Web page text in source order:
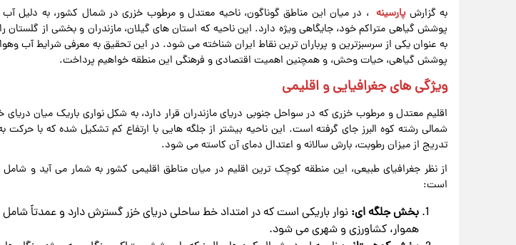
به گزارشپارسینه، در میان این مناطق گوناگون، ناحیه معتدل و مرطوب خزری در شمال کشور، به دلیل
پوشش گیاهی متراکم خود، جایگاهی ویژه دارد. این ناحیه که استان های گیلان، مازندران و بخشی از گلستان
به عنوان یکی از سرسبزترین و پرباران ترین نقاط ایران شناخته می شود. در این تحقیق به معرفی شرایط آب
پوشش گیاهی، حیات وحش، و همچنین اهمیت اقتصادی و فرهنگی این منطقه خواهیم پرداخت.
ویژگی های جغرافیایی و اقلیمی
اقلیم معتدل و مرطوب خزری که در سواحل جنوبی دریای مازندران قرار دارد، به شکل نواری باریک میان دریای
شمالی رشته کوه البرز جای گرفته است. این ناحیه بیشتر از جلگه هایی با ارتفاع کم تشکیل شده که با
تدریج از میزان رطوبت، بارش سالانه و اعتدال دمای آن کاسته می شود.
از نظر جغرافیای طبیعی، این منطقه کوچک ترین اقلیم در میان مناطق اقلیمی کشور به شمار می آید و
است:
بخش جلگه ای: نوار باریکی است که در امتداد خط ساحلی دریای خزر گسترش دارد و عمدتاً
هموار، کشاورزی و شهری می شود.